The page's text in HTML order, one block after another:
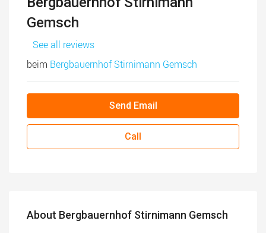
Gemsch
See all reviews
beim Bergbauernhof Stirnimann Gemsch
Send Email
Call
About Bergbauernhof Stirnimann Gemsch